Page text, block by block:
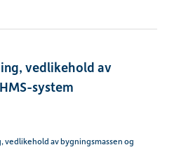
vedlikehold av
system
vedlikehold av bygningsmassen og